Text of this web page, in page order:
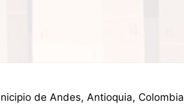
de Andes, Antioquia, Colombia